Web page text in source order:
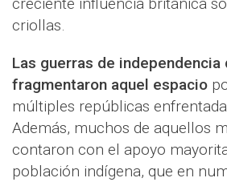
criollas.
Las guerras de independencia
fragmentaron aquel espacio
múltiples repúblicas
Además, muchos de aquellos
contaron con el apoyo
población indígena, que en